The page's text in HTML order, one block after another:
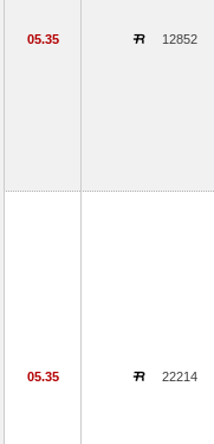
05.35 12852
05.35 22214